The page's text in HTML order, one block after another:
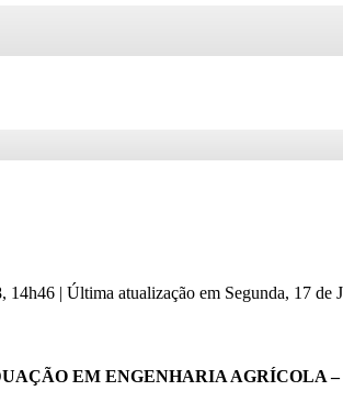
14h46 | Última atualização em Segunda, 17 de
EM ENGENHARIA AGRÍCOLA –